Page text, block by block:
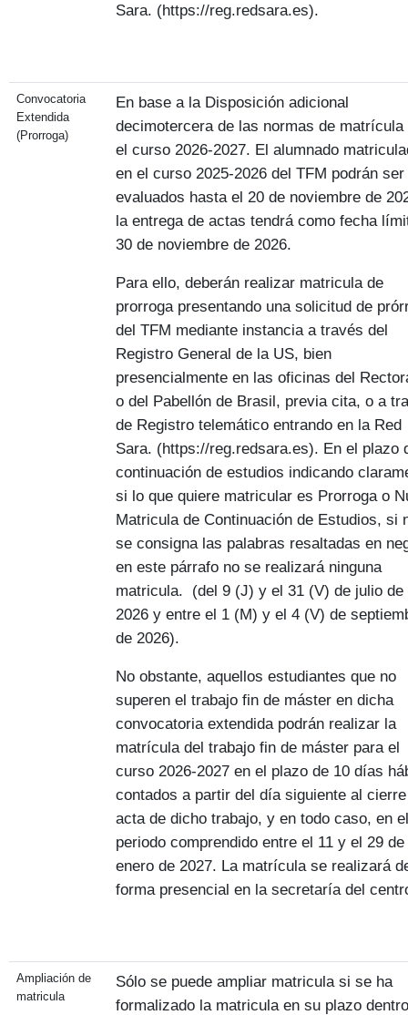
Sara. (https://reg.redsara.es).
Convocatoria
Extendida
(Prorroga)
En base a la Disposición adicional
decimotercera de las normas de matrícula
el curso 2026-2027. El alumnado
en el curso 2025-2026 del TFM podrán ser
evaluados hasta el 20 de noviembre de
la entrega de actas tendrá como fecha
30 de noviembre de 2026.
Para ello, deberán realizar matricula de
prorroga presentando una solicitud de
del TFM mediante instancia a través del
Registro General de la US, bien
presencialmente en las oficinas del
o del Pabellón de Brasil, previa cita, o a
de Registro telemático entrando en la Red
Sara. (https://reg.redsara.es). En el plazo
continuación de estudios indicando
si lo que quiere matricular es Prorroga o
Matricula de Continuación de Estudios, si
se consigna las palabras resaltadas en
en este párrafo no se realizará ninguna
matricula. (del 9 (J) y el 31 (V) de julio de
2026 y entre el 1 (M) y el 4 (V) de
de 2026).
No obstante, aquellos estudiantes que no
superen el trabajo fin de máster en dicha
convocatoria extendida podrán realizar la
matrícula del trabajo fin de máster para el
curso 2026-2027 en el plazo de 10 días
contados a partir del día siguiente al
acta de dicho trabajo, y en todo caso, en el
periodo comprendido entre el 11 y el 29 de
enero de 2027. La matrícula se realizará
forma presencial en la secretaría del
Ampliación de
matricula
Sólo se puede ampliar matricula si se ha
formalizado la matricula en su plazo